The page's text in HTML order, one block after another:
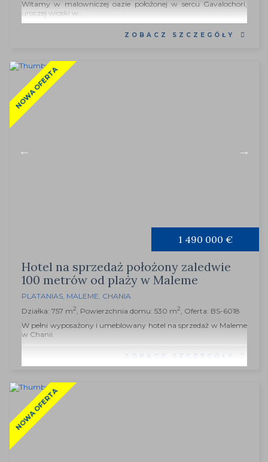
Witamy w malowniczej oazie położonej w sercu Gavalochori,
uroczej wioski w...
ZOBACZ SZCZEGÓŁY
NOWA OFERTA
1 490 000 €
Hotel na sprzedaż położony zaledwie
100 metrów od plaży w Maleme
PLATANIAS, MALEME, CHANIA
Działka: 757 m2, Powierzchnia domu: 530 m2, Oferta: BS-6018
W pełni wyposażony i umeblowany hotel na sprzedaż w Maleme
w Chanii.
ZOBACZ SZCZEGÓŁY
NOWA OFERTA